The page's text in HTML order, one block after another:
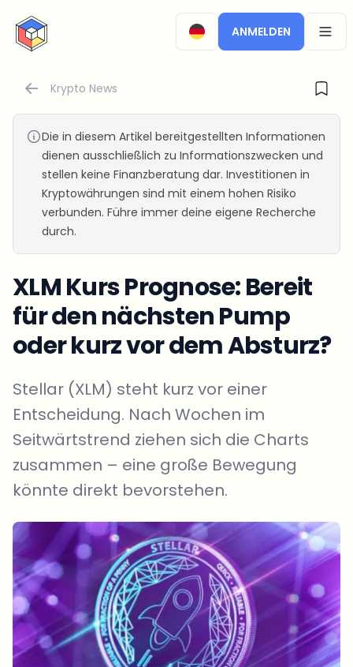
CryptoTicker
ANMELDEN
Krypto News
Die in diesem Artikel bereitgestellten Informationen
dienen ausschließlich zu Informationszwecken und
stellen keine Finanzberatung dar. Investitionen in
Kryptowährungen sind mit einem hohen Risiko
verbunden. Führe immer deine eigene Recherche
durch.
XLM Kurs Prognose: Bereit
für den nächsten Pump
oder kurz vor dem Absturz?
Stellar (XLM) steht kurz vor einer
Entscheidung. Nach Wochen im
Seitwärtstrend ziehen sich die Charts
zusammen – eine große Bewegung
könnte direkt bevorstehen.